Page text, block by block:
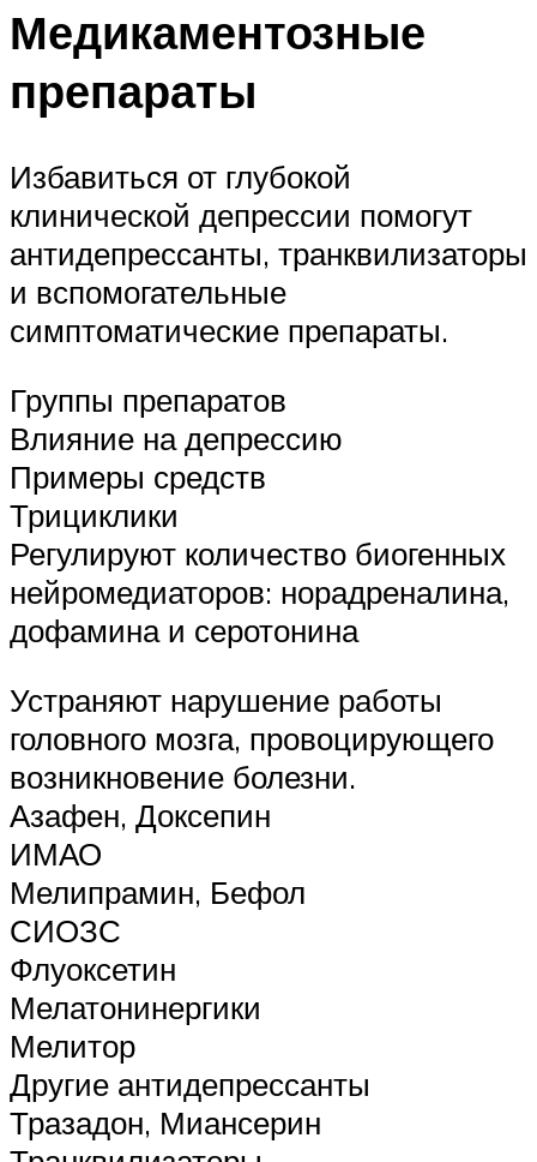
Медикаментозные
препараты
Избавиться от глубокой
клинической депрессии помогут
антидепрессанты, транквилизаторы
и вспомогательные
симптоматические препараты.
Группы препаратов
Влияние на депрессию
Примеры средств
Трициклики
Регулируют количество биогенных
нейромедиаторов: норадреналина,
дофамина и серотонина
Устраняют нарушение работы
головного мозга, провоцирующего
возникновение болезни.
Азафен, Доксепин
ИМАО
Мелипрамин, Бефол
СИОЗС
Флуоксетин
Мелатонинергики
Мелитор
Другие антидепрессанты
Тразадон, Миансерин